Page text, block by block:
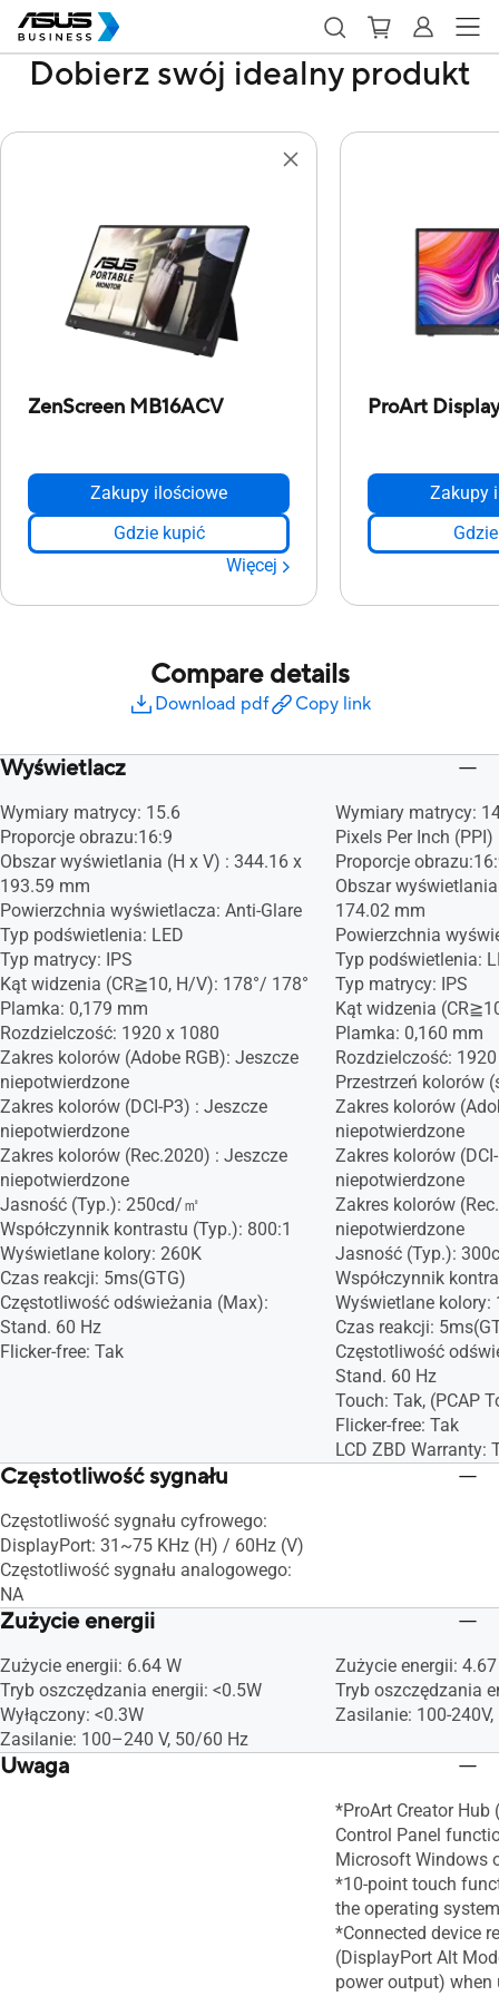
Dobierz swój idealny produkt
ZenScreen MB16ACV
Zakupy ilościowe
Gdzie kupić
Więcej
ProArt
Zakupy
Compare details
Download pdf Copy link
Wyświetlacz
Wymiary matrycy: 15.6
Proporcje obrazu:16:9
Obszar wyświetlania (H x V) : 344.16 x
193.59 mm
Powierzchnia wyświetlacza: Anti-Glare
Typ podświetlenia: LED
Typ matrycy: IPS
Kąt widzenia (CR≧10, H/V): 178°/ 178°
Plamka: 0,179 mm
Rozdzielczość: 1920 x 1080
Zakres kolorów (Adobe RGB): Jeszcze
niepotwierdzone
Zakres kolorów (DCI-P3) : Jeszcze
niepotwierdzone
Zakres kolorów (Rec.2020) : Jeszcze
niepotwierdzone
Jasność (Typ.): 250cd/㎡
Współczynnik kontrastu (Typ.): 800:1
Wyświetlane kolory: 260K
Czas reakcji: 5ms(GTG)
Częstotliwość odświeżania (Max):
Stand. 60 Hz
Flicker-free: Tak
Wymiary matrycy:
Pixels Per Inch (PPI)
Proporcje
Obszar
174.02 mm
Powierzchnia
Typ podświetlenia:
Typ matrycy: IPS
Kąt widzenia
Plamka: 0,160 mm
Rozdzielczość:
Przestrzeń kolorów
Zakres kolorów
niepotwierdzone
Zakres kolorów
niepotwierdzone
Zakres kolorów
niepotwierdzone
Jasność (Typ.):
Współczynnik
Wyświetlane kolory:
Czas reakcji:
Częstotliwość
Stand. 60 Hz
Touch: Tak, (PCAP
Flicker-free: Tak
LCD ZBD Warranty:
Częstotliwość sygnału
Częstotliwość sygnału cyfrowego:
DisplayPort: 31~75 KHz (H) / 60Hz (V)
Częstotliwość sygnału analogowego:
NA
Zużycie energii
Zużycie energii: 6.64 W
Tryb oszczędzania energii: <0.5W
Wyłączony: <0.3W
Zasilanie: 100–240 V, 50/60 Hz
Zużycie energii:
Tryb oszczędzania
Zasilanie: 100-
Uwaga
*ProArt Creator Hub
Control Panel
Microsoft Windows
*10-point touch
the operating
*Connected device
(DisplayPort Alt
power output) when